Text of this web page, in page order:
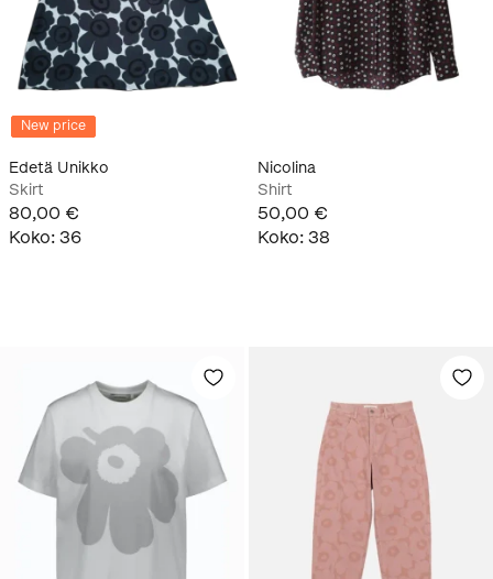
New price
Edetä Unikko
Skirt
80,00 €
Koko: 36
Nicolina
Shirt
50,00 €
Koko: 38